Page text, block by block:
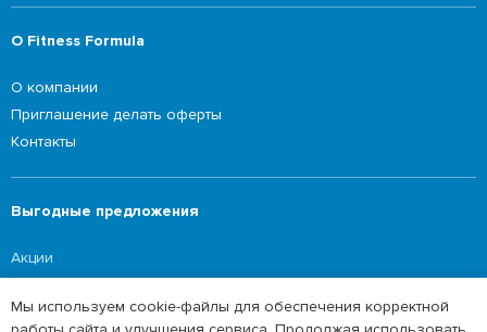
О Fitness Formula
О компании
Приглашение делать оферты
Контакты
Выгодные предложения
Акции
Мы используем cookie-файлы для обеспечения корректной